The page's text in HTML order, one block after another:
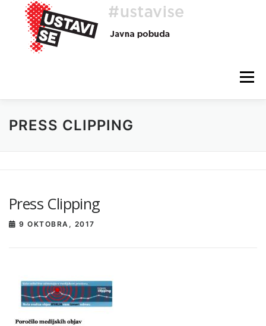
Preskoči
vsebino
Meni
O AKCIJI HEJ, TI, #USTAVISE
PRESS CLIPPING
Press Clipping
9 OKTOBRA, 2017